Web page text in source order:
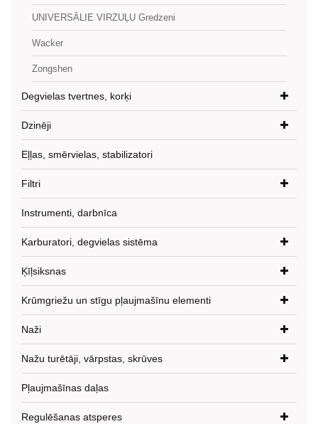
UNIVERSĀLIE VIRZUĻU Gredzeni
Wacker
Zongshen
Degvielas tvertnes, korķi
Dzinēji
Eļļas, smērvielas, stabilizatori
Filtri
Instrumenti, darbnīca
Karburatori, degvielas sistēma
Ķīļsiksnas
Krūmgriežu un stīgu pļaujmašīnu elementi
Naži
Nažu turētāji, vārpstas, skrūves
Pļaujmašīnas daļas
Regulēšanas atsperes